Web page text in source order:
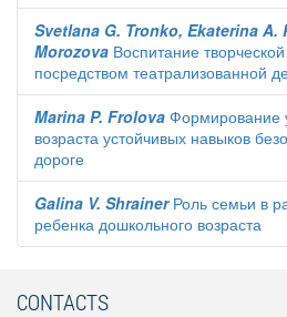
Svetlana G. Tronko, Ekaterina A.
Morozova Воспитание
посредством театрализованной
Marina P. Frolova Формирование
возраста устойчивых навыков
дороге
Galina V. ShrainerРоль семьи в
ребенка дошкольного возраста
CONTACTS